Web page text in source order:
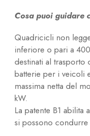
Cosa puoi guidare
Quadricicli non
inferiore o pari a
destinati al trasporto
batterie per i veicoli
massima netta del
kW.
La patente B1
si possono